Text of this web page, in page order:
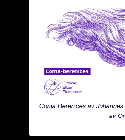
Coma Berenices av
av